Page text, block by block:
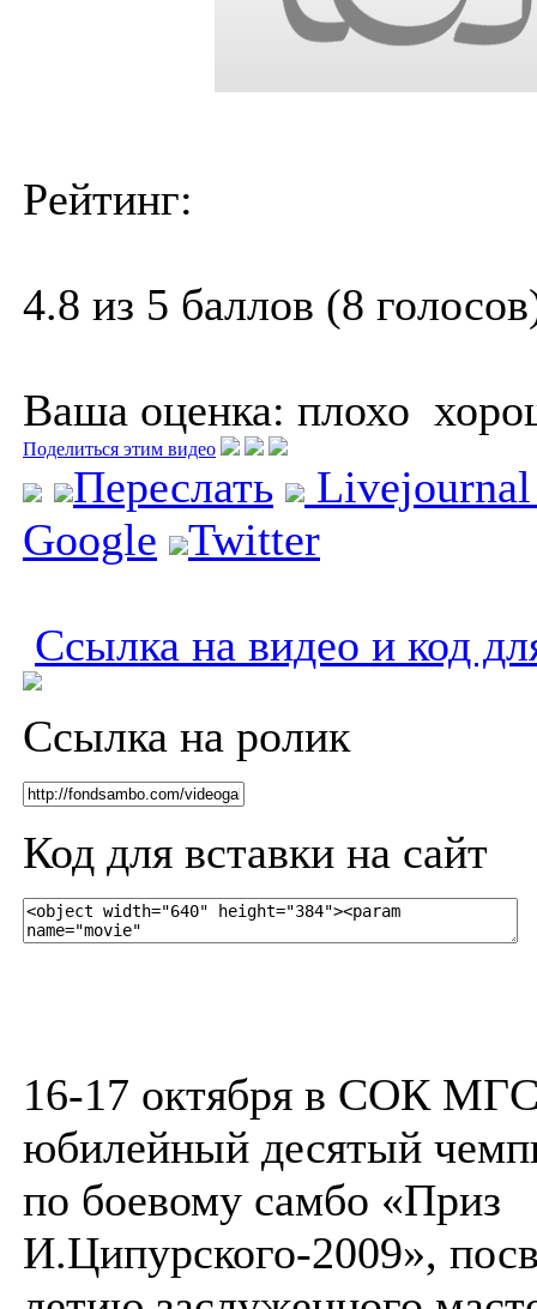
Рейтинг:
4.8 из 5 баллов (8
Ваша оценка: плохо
Поделиться этим видео
Переслать
Google
Twitter
Ссылка на видео и код
Ссылка на ролик
Код для вставки на сайт
16-17 октября в СОК
юбилейный десятый
по боевому самбо «Приз
И.Ципурского-2009»,